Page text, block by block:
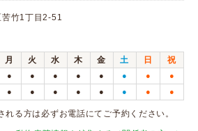
苦竹1丁目2-51
月 火 水 木 金 土 日
祝
● ● ● ● ● ● ● ●
● ● ● ● ● ● ● ●
る方は必ずお電話にてご予約ください。